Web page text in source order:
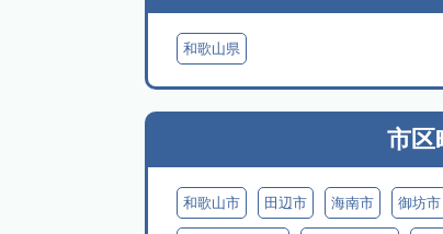
和歌山県
市区
和歌山市 田辺市 海南市 御坊市